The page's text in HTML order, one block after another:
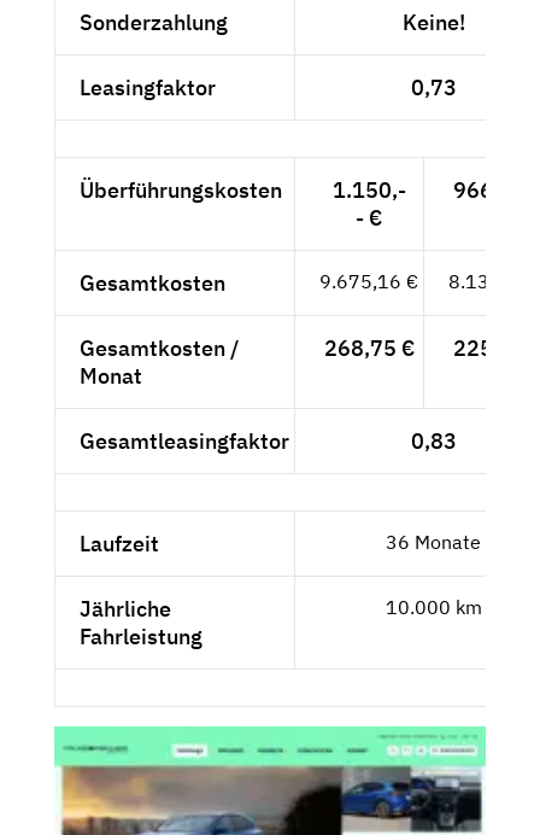
Sonderzahlung Keine!
Leasingfaktor 0,73
Überführungskosten
1.150,-
- €
966,39
Gesamtkosten 9.675,16 € 8.130,39
Gesamtkosten /
Monat
268,75 € 225,84
Gesamtleasingfaktor 0,83
Laufzeit 36 Monate
Jährliche
Fahrleistung
10.000 km